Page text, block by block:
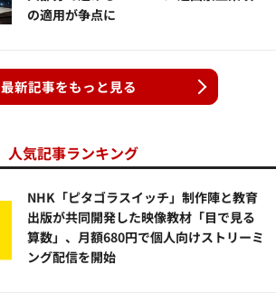
の適用が争点に
最新記事をもっと見る
人気記事ランキング
NHK「ピタゴラスイッチ」制作陣と教育
出版が共同開発した映像教材「目で見る
算数」、月額680円で個人向けストリーミ
ング配信を開始